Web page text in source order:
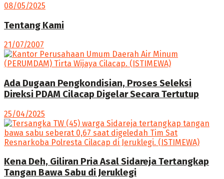
08/05/2025
Tentang Kami
21/07/2007
Ada Dugaan Pengkondisian, Proses Seleksi
Direksi PDAM Cilacap Digelar Secara Tertutup
25/04/2025
Kena Deh, Giliran Pria Asal Sidareja Tertangkap
Tangan Bawa Sabu di Jeruklegi